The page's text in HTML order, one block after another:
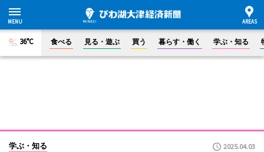
36°C 食べる 見る・遊ぶ 買う 暮らす・働く 学ぶ・知る
学ぶ・知る 2025.04.03